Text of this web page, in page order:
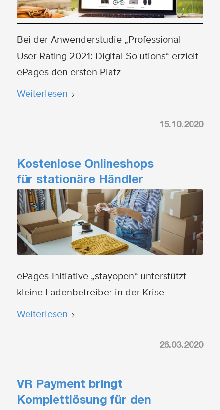
Bei der Anwenderstudie „Professional
User Rating 2021: Digital Solutions“ erzielt
ePages den ersten Platz
Weiterlesen
15.10.2020
Kostenlose Onlineshops
für stationäre Händler
ePages-Initiative „stayopen“ unterstützt
kleine Ladenbetreiber in der Krise
Weiterlesen
26.03.2020
VR Payment bringt
Komplettlösung für den